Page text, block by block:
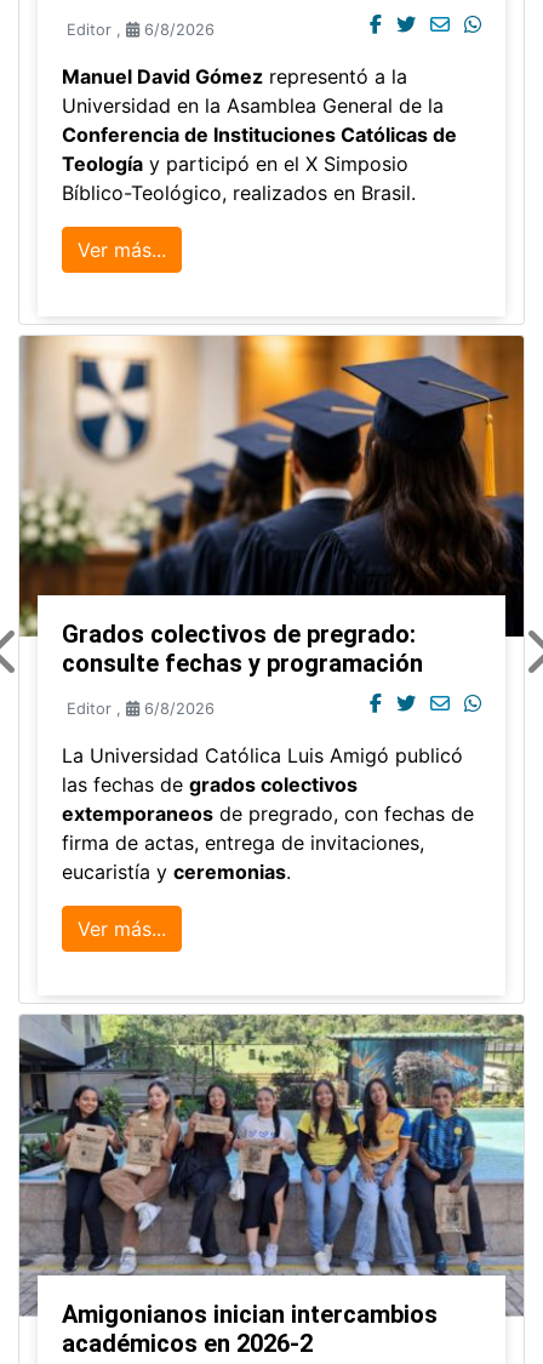
Editor , 6/8/2026
Manuel David Gómez representó a la
Universidad en la Asamblea General de la
Conferencia de Instituciones Católicas de
Teología y participó en el X Simposio
Bíblico-Teológico, realizados en Brasil.
Ver más...
Grados colectivos de pregrado:
consulte fechas y programación
Editor , 6/8/2026
La Universidad Católica Luis Amigó publicó
las fechas de grados colectivos
extemporaneos de pregrado, con fechas de
firma de actas, entrega de invitaciones,
eucaristía y ceremonias.
Ver más...
Amigonianos inician intercambios
académicos en 2026-2